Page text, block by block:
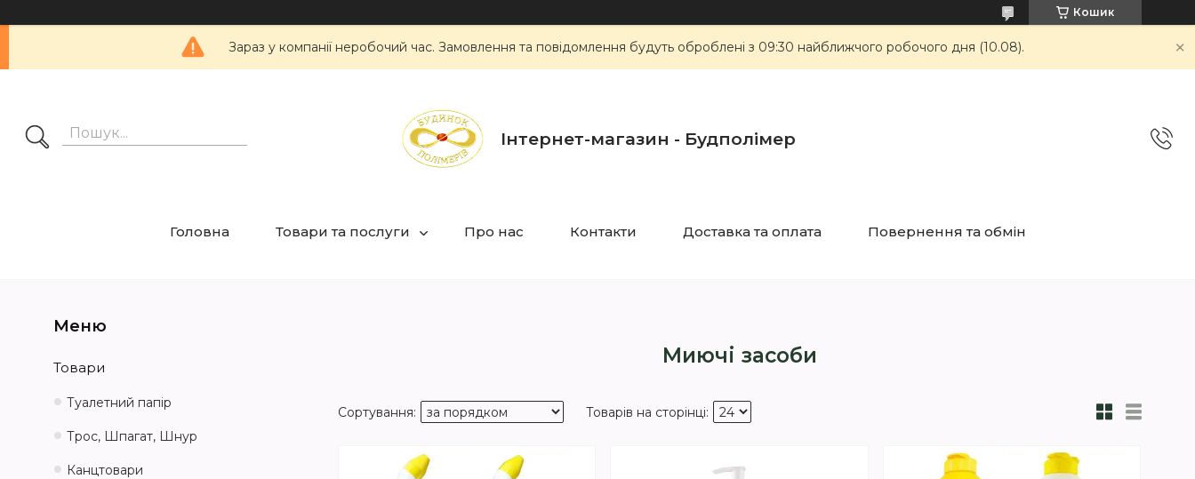
Кошик
Зараз у компанії неробочий час. Замовлення та повідомлення будуть оброблені з 09:30 найближчого робочого дня (10.08).
Інтернет-магазин - Будполімер
Головна Товари та послуги Про нас Контакти Доставка та оплата Повернення та обмін
Миючі засоби
Товари
Туалетний папір
Трос, Шпагат, Шнур
Канцтовари